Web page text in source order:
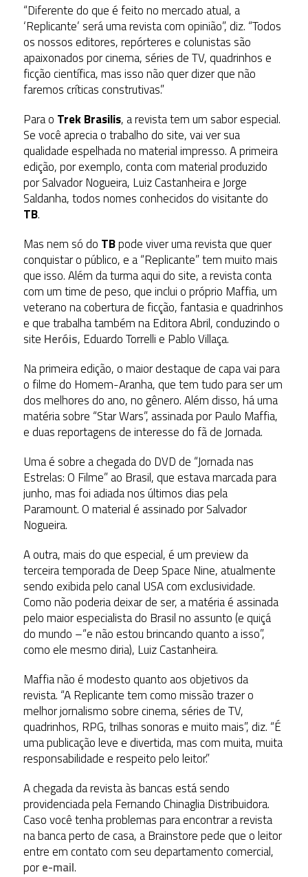
“Diferente do que é feito no mercado atual, a
‘Replicante’ será uma revista com opinião”, diz. “Todos
os nossos editores, repórteres e colunistas são
apaixonados por cinema, séries de TV, quadrinhos e
ficção científica, mas isso não quer dizer que não
faremos críticas construtivas.”
Para o Trek Brasilis, a revista tem um sabor especial.
Se você aprecia o trabalho do site, vai ver sua
qualidade espelhada no material impresso. A primeira
edição, por exemplo, conta com material produzido
por Salvador Nogueira, Luiz Castanheira e Jorge
Saldanha, todos nomes conhecidos do visitante do
TB.
Mas nem só do TBpode viver uma revista que quer
conquistar o público, e a “Replicante” tem muito mais
que isso. Além da turma aqui do site, a revista conta
com um time de peso, que inclui o próprio Maffia, um
veterano na cobertura de ficção, fantasia e quadrinhos
e que trabalha também na Editora Abril, conduzindo o
site Heróis, Eduardo Torrelli e Pablo Villaça.
Na primeira edição, o maior destaque de capa vai para
o filme do Homem-Aranha, que tem tudo para ser um
dos melhores do ano, no gênero. Além disso, há uma
matéria sobre “Star Wars”, assinada por Paulo Maffia,
e duas reportagens de interesse do fã de Jornada.
Uma é sobre a chegada do DVD de “Jornada nas
Estrelas: O Filme” ao Brasil, que estava marcada para
junho, mas foi adiada nos últimos dias pela
Paramount. O material é assinado por Salvador
Nogueira.
A outra, mais do que especial, é um preview da
terceira temporada de Deep Space Nine, atualmente
sendo exibida pelo canal USA com exclusividade.
Como não poderia deixar de ser, a matéria é assinada
pelo maior especialista do Brasil no assunto (e quiçá
do mundo –“e não estou brincando quanto a isso”,
como ele mesmo diria), Luiz Castanheira.
Maffia não é modesto quanto aos objetivos da
revista. “A Replicante tem como missão trazer o
melhor jornalismo sobre cinema, séries de TV,
quadrinhos, RPG, trilhas sonoras e muito mais”, diz. “É
uma publicação leve e divertida, mas com muita, muita
responsabilidade e respeito pelo leitor.”
A chegada da revista às bancas está sendo
providenciada pela Fernando Chinaglia Distribuidora.
Caso você tenha problemas para encontrar a revista
na banca perto de casa, a Brainstore pede que o leitor
entre em contato com seu departamento comercial,
pore-mail.